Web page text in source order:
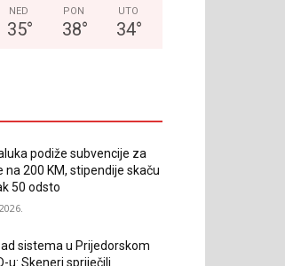
NED
35°
PON
38°
UTO
34°
podiže subvencije za
na 200 KM, stipendije skaču
50 odsto
sistema u Prijedorskom
u: Skeneri spriječili